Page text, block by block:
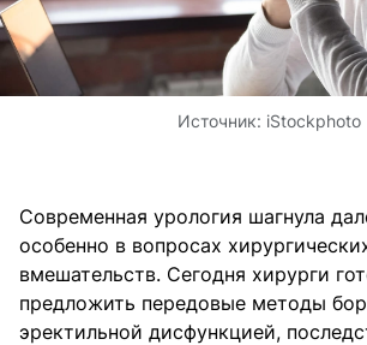
Источник: iStockphoto
Современная урология шагнула
особенно в вопросах
вмешательств. Сегодня хирурги
предложить передовые методы
эректильной дисфункцией,